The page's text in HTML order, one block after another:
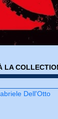
LA
Dell'Otto